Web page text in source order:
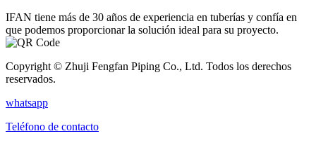
IFAN tiene más de 30 años de experiencia en tuberías y confía en
que podemos proporcionar la solución ideal para su proyecto.
Copyright © Zhuji Fengfan Piping Co., Ltd. Todos los derechos
reservados.
whatsapp
Teléfono de contacto